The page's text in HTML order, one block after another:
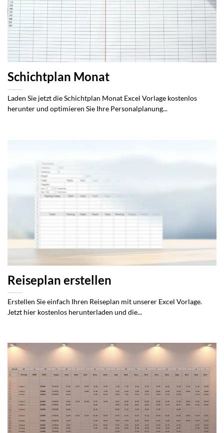
Schichtplan Monat
Laden Sie jetzt die Schichtplan Monat Excel Vorlage kostenlos
herunter und optimieren Sie Ihre Personalplanung...
Reiseplan erstellen
Erstellen Sie einfach Ihren Reiseplan mit unserer Excel Vorlage.
Jetzt hier kostenlos herunterladen und die...